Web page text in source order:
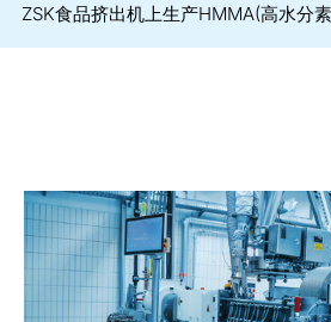
ZSK食品挤出机上生产HMMA(高水分素